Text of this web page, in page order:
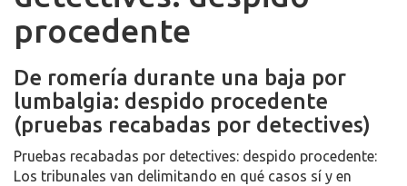
procedente
De romería durante una baja por
lumbalgia: despido procedente
(pruebas recabadas por detectives)
Pruebas recabadas por detectives: despido procedente:
Los tribunales van delimitando en qué casos sí y en